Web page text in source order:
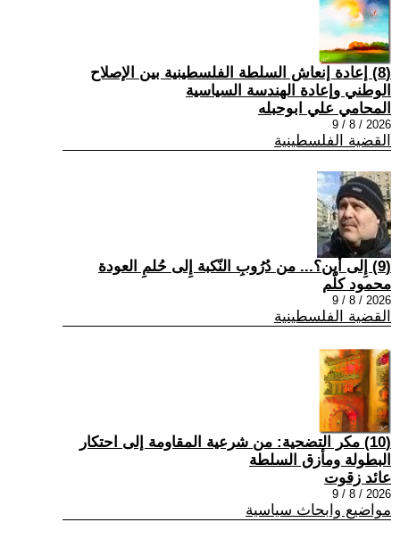
(8) إعادة إنعاش السلطة الفلسطينية بين الإصلاح
الوطني وإعادة الهندسة السياسية
المحامي علي ابوحبله
2026 / 8 / 9
القضية الفلسطينية
(9) إِلى أين؟... من دُرُوبِ النّكبة إِلى حُلمِ العودة
محمود كلّم
2026 / 8 / 9
القضية الفلسطينية
(10) مكر التضحية: من شرعية المقاومة إلى احتكار
البطولة ومأزق السلطة
عائد زقوت
2026 / 8 / 9
مواضيع وابحاث سياسية